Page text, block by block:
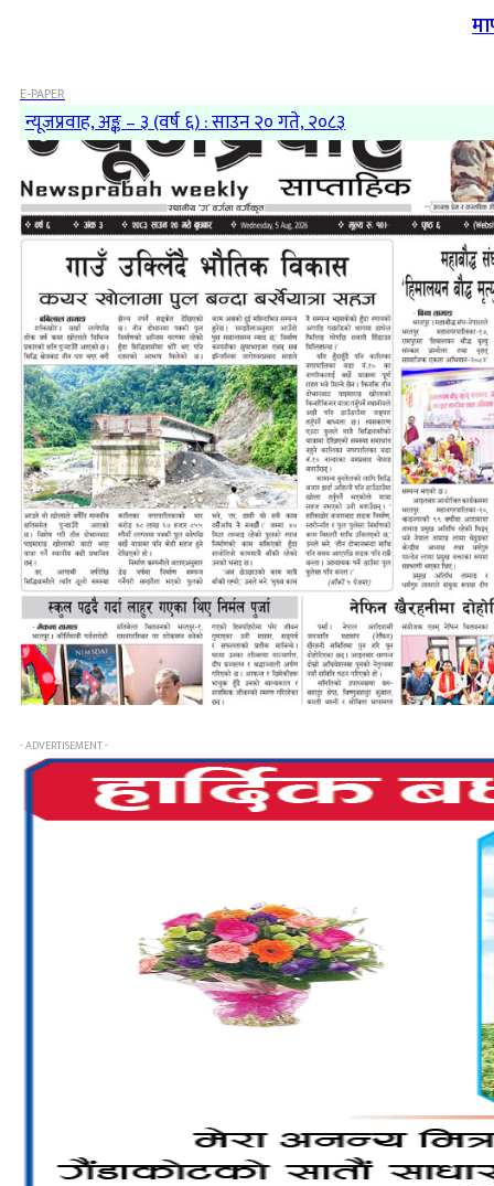
E-PAPER
न्यूजप्रवाह, अङ्क – ३ (वर्ष ६) : साउन २० गते, २०८३
- ADVERTISEMENT -